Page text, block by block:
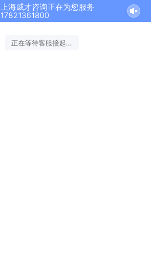
上海威才咨询正在为您服务
17821361800
正在等待客服接起...